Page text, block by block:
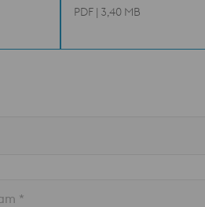
PDF | 3,40 MB
*